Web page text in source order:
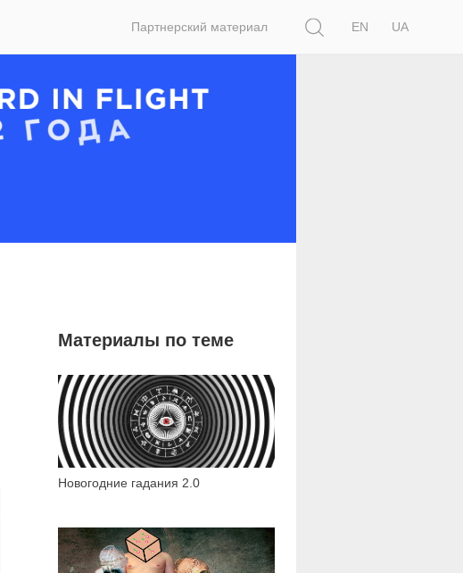
Партнерский материал
EN
UA
Материалы по теме
Новогодние гадания 2.0
18 749
20 727